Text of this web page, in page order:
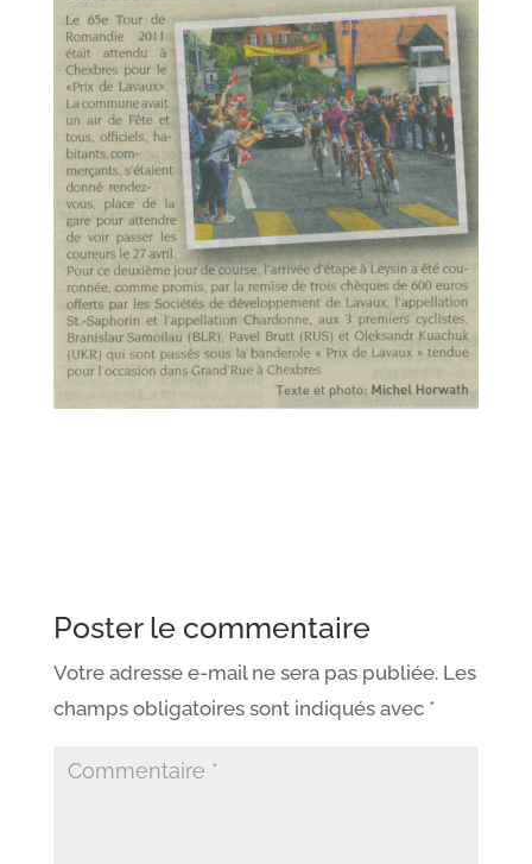
Poster le commentaire
Votre adresse e-mail ne sera pas publiée. Les
champs obligatoires sont indiqués avec *